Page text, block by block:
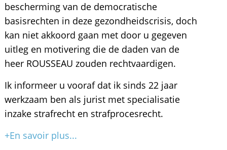
bescherming van de democratische
basisrechten in deze gezondheidscrisis, doch
kan niet akkoord gaan met door u gegeven
uitleg en motivering die de daden van de
heer ROUSSEAU zouden rechtvaardigen.
Ik informeer u vooraf dat ik sinds 22 jaar
werkzaam ben als jurist met specialisatie
inzake strafrecht en strafprocesrecht.
+En savoir plus...